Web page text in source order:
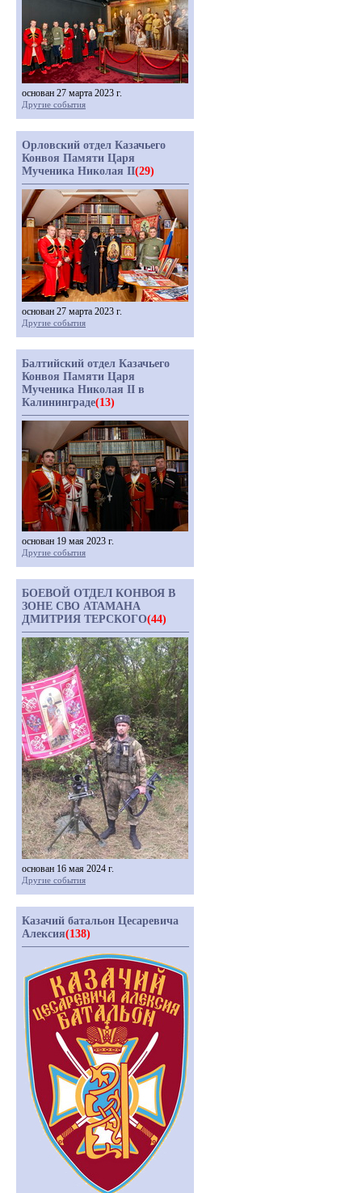
основан 27 марта 2023 г.
Другие события
Орловский отдел Казачьего
Конвоя Памяти Царя
Мученика Николая II(29)
основан 27 марта 2023 г.
Другие события
Балтийский отдел Казачьего
Конвоя Памяти Царя
Мученика Николая II в
Калининграде(13)
основан 19 мая 2023 г.
Другие события
БОЕВОЙ ОТДЕЛ КОНВОЯ В
ЗОНЕ СВО АТАМАНА
ДМИТРИЯ ТЕРСКОГО(44)
основан 16 мая 2024 г.
Другие события
Казачий батальон Цесаревича
Алексия(138)